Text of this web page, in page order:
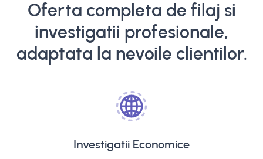
Oferta completa de filaj si
investigatii profesionale,
adaptata la nevoile clientilor.
Investigatii Economice